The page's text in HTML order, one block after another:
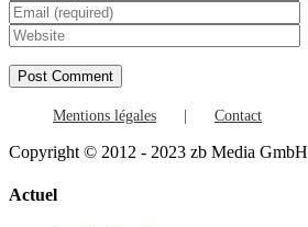
Mentions légales Contact
Copyright © 2012 - 2023 zb Media
Toggle
Actuel